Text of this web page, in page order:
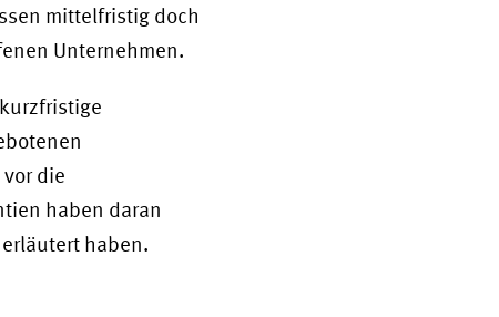
mittelfristig doch
Unternehmen.
die
haben daran
haben.